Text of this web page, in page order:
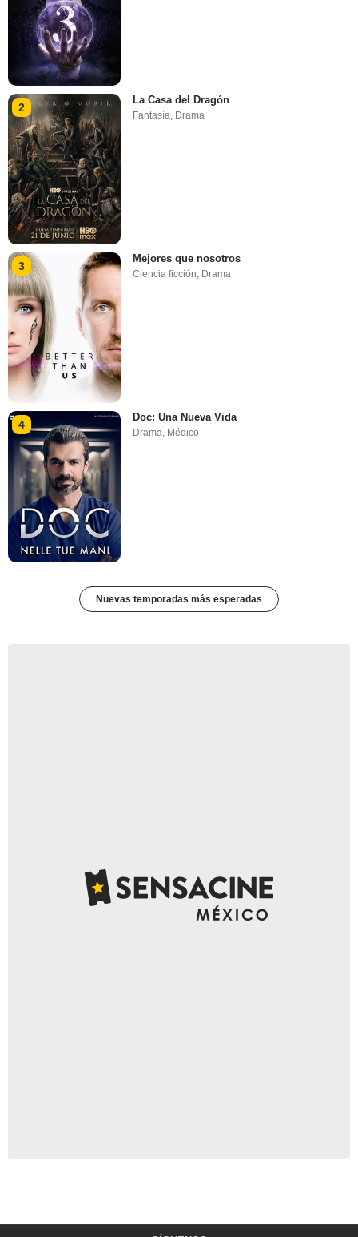
2
La Casa del Dragón
Fantasía Drama
3
Mejores que nosotros
Ciencia ficción, Drama
4
Doc: Una Nueva Vida
Drama, Médico
Nuevas temporadas más esperadas